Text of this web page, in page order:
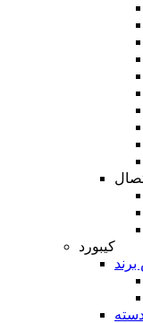
کیبورد